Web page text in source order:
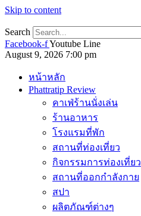
Skip to content
Search
Facebook-fYoutube Line
August 9, 2026 7:00 pm
หน้าหลัก
Phattratip Review
คาเฟ่ร้านนั่งเล่น
ร้านอาหาร
โรงแรมที่พัก
สถานที่ท่องเที่ยว
กิจกรรมการท่องเที่ยว
สถานที่ออกกำลังกาย
สปา
ผลิตภัณฑ์ต่างๆ